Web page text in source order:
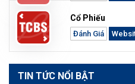
Cổ Phiếu
Đánh Giá
TIN TỨC NỔI BẬT